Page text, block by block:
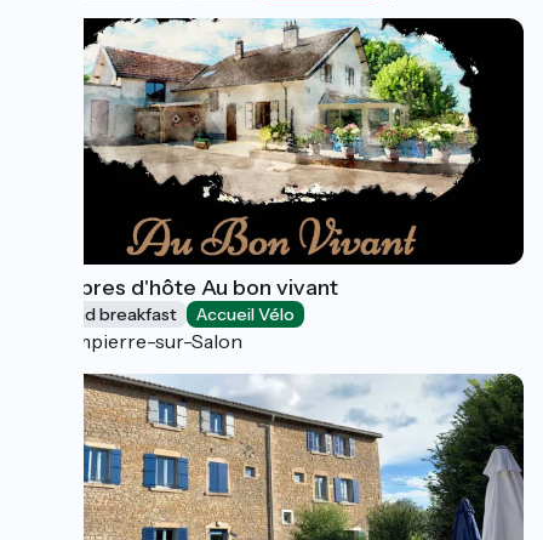
Chambres d'hôte Au bon vivant
Bed and breakfast Accueil Vélo
Dampierre-sur-Salon